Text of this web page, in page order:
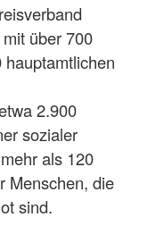
über 700
2.900
sozialer
als 120
Menschen, die
sind.